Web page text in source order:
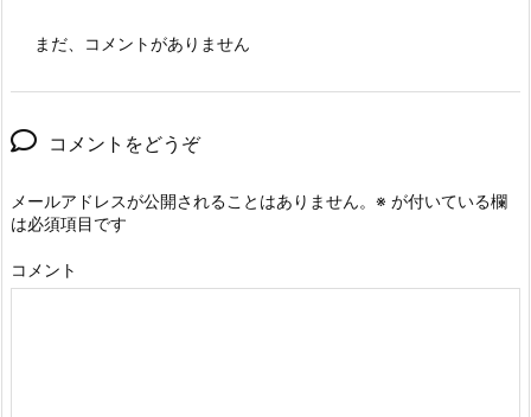
まだ、コメントがありません
コメントをどうぞ
メールアドレスが公開されることはありません。 ※ が付いている欄
は必須項目です
コメント